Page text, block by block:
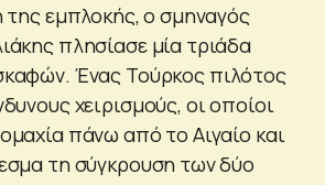
της εμπλοκής, ο σμηναγός
πλησίασε μία τριάδα
Ένας Τούρκος πιλότος
χειρισμούς, οι οποίοι
πάνω από το Αιγαίο και
τη σύγκρουση των δύο